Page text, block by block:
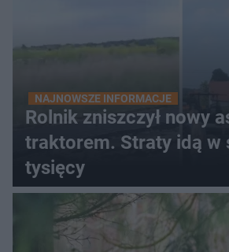
NAJNOWSZE INFORMACJE
Rolnik zniszczył nowy
traktorem. Straty idą w
tysięcy